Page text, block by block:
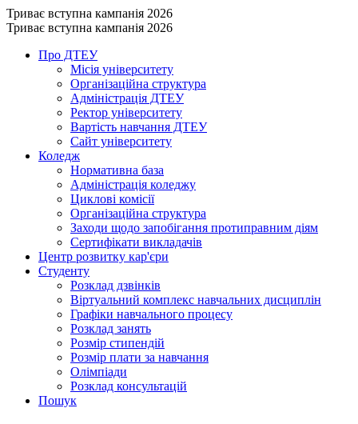
Триває вступна кампанія 2026
Триває вступна кампанія 2026
Про ДТЕУ
Місія університету
Організаційна структура
Адміністрація ДТЕУ
Ректор університету
Вартість навчання ДТЕУ
Сайт університету
Коледж
Нормативна база
Адміністрація коледжу
Циклові комісії
Організаційна структура
Заходи щодо запобігання протиправним діям
Сертифікати викладачів
Центр розвитку кар'єри
Студенту
Розклад дзвінків
Віртуальний комплекс навчальних дисциплін
Графіки навчального процесу
Розклад занять
Розмір стипендій
Розмір плати за навчання
Олімпіади
Розклад консультацій
Пошук